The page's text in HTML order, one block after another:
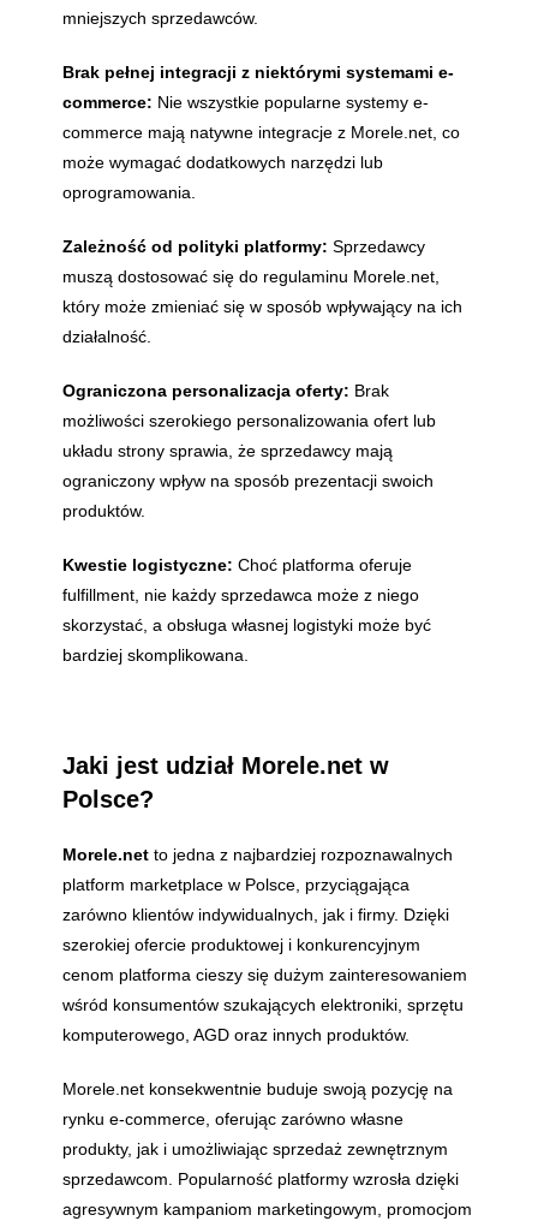
mniejszych sprzedawców.
Brak pełnej integracji z niektórymi systemami e-
commerce: Nie wszystkie popularne systemy e-
commerce mają natywne integracje z Morele.net, co
może wymagać dodatkowych narzędzi lub
oprogramowania.
Zależność od polityki platformy: Sprzedawcy
muszą dostosować się do regulaminu Morele.net,
który może zmieniać się w sposób wpływający na ich
działalność.
Ograniczona personalizacja oferty: Brak
możliwości szerokiego personalizowania ofert lub
układu strony sprawia, że sprzedawcy mają
ograniczony wpływ na sposób prezentacji swoich
produktów.
Kwestie logistyczne: Choć platforma oferuje
fulfillment, nie każdy sprzedawca może z niego
skorzystać, a obsługa własnej logistyki może być
bardziej skomplikowana.
Jaki jest udział Morele.net w
Polsce?
Morele.net to jedna z najbardziej rozpoznawalnych
platform marketplace w Polsce, przyciągająca
zarówno klientów indywidualnych, jak i firmy. Dzięki
szerokiej ofercie produktowej i konkurencyjnym
cenom platforma cieszy się dużym zainteresowaniem
wśród konsumentów szukających elektroniki, sprzętu
komputerowego, AGD oraz innych produktów.
Morele.net konsekwentnie buduje swoją pozycję na
rynku e-commerce, oferując zarówno własne
produkty, jak i umożliwiając sprzedaż zewnętrznym
sprzedawcom. Popularność platformy wzrosła dzięki
agresywnym kampaniom marketingowym, promocjom